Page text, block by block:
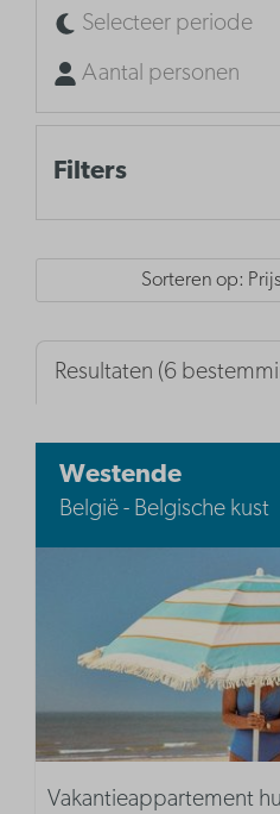
Selecteer periode
Aantal personen
Filters
Sorteren op:
Resultaten (6
Westende
België - Belgische kust
Vakantieappartement